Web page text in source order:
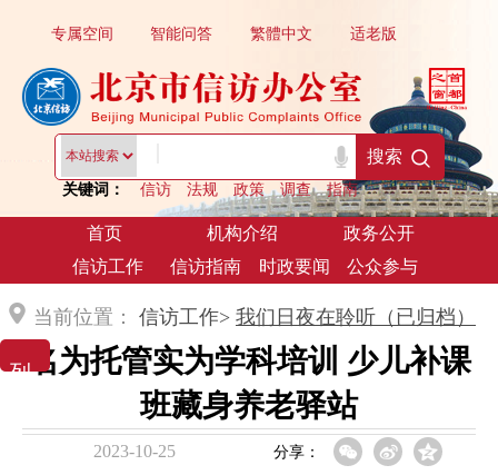
关键词： 信访 法规 政策 调查 指南
搜索
繁體中文
专属空间 适老版
智能问答
首页 机构介绍
政务公开
信访工作
信访指南 时政要闻 公众参与
当前位置： 信访工作> 我们日夜在聆听（已归档）
名为托管实为学科培训 少儿补课
班藏身养老驿站
2023-10-25 分享：